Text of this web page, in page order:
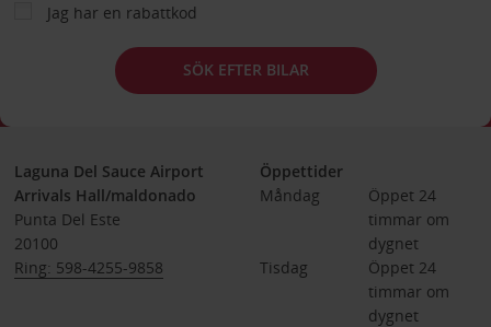
Jag har en rabattkod
SÖK EFTER BILAR
Laguna Del Sauce Airport
Arrivals Hall/maldonado
Punta Del Este
20100
Ring: 598-4255-9858
Öppettider
Måndag
Öppet 24
timmar om
dygnet
Tisdag
Öppet 24
timmar om
dygnet